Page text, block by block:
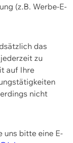
(z.B. Werbe-E-
das
zu
auf Ihre
nicht
uns bitte eine E-